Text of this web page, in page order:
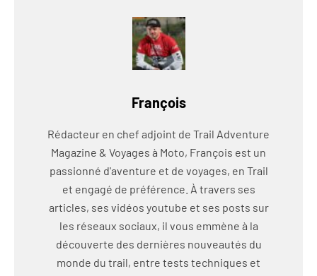
François
Rédacteur en chef adjoint de Trail Adventure
Magazine & Voyages à Moto, François est un
passionné d'aventure et de voyages, en Trail
et engagé de préférence. À travers ses
articles, ses vidéos youtube et ses posts sur
les réseaux sociaux, il vous emmène à la
découverte des dernières nouveautés du
monde du trail, entre tests techniques et